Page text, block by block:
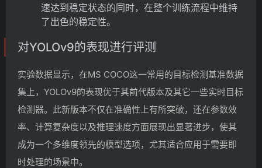
速达到稳定状态的同时，在整个训练流程中维持
了出色的稳定性。
对YOLOv9的表现进行评测
实验数据显示，在MS COCO这一常用的目标检测基准数据
集上，YOLOv9的表现优于其前代版本及其它一些实时目标
检测器。此新版本不仅在准确性上有所突破，还在参数效
率、计算复杂度以及推理速度方面展现出显著进步，使其
成为一个多维度领先的模型选项，尤其适合应用于需要即
时处理的场景中。